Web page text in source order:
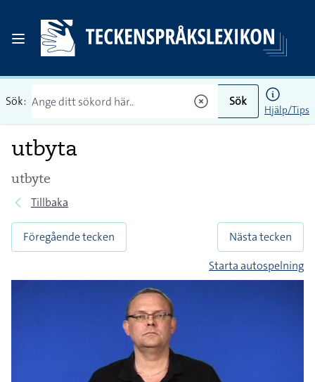
Sök: Sök
Hjälp/Tips
utbyta
utbyte
Tillbaka
Föregående tecken
Nästa tecken
Starta autospelning